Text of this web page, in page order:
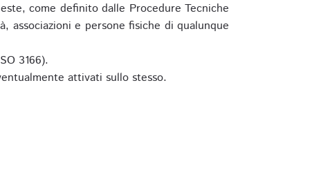
come definito dalle Procedure Tecniche
associazioni e persone fisiche di qualunque
3166).
attivati sullo stesso.